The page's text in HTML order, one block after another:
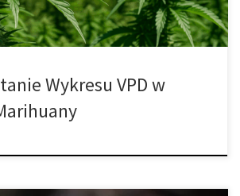
Wykresu VPD w